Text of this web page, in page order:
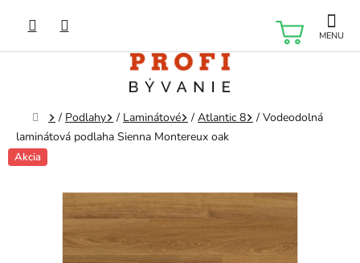
obsah
Domov
/ Podlahy / Laminátové / Atlantic 8 / Vodeodolná
laminátová podlaha Sienna Montereux oak
Akcia